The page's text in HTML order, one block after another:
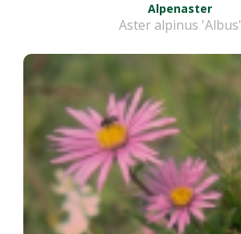
Alpenaster
Aster alpinus 'Albus'